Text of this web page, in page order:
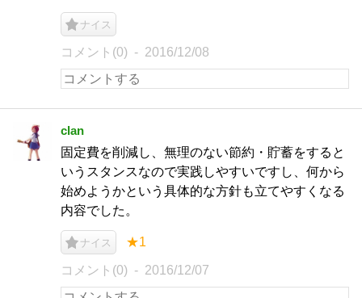
ナイス
コメント(0) 2016/12/08
clan
固定費を削減し、無理のない節約・貯蓄をすると
いうスタンスなので実践しやすいですし、何から
始めようかという具体的な方針も立てやすくなる
内容でした。
ナイス ★1
コメント(0) 2016/12/07